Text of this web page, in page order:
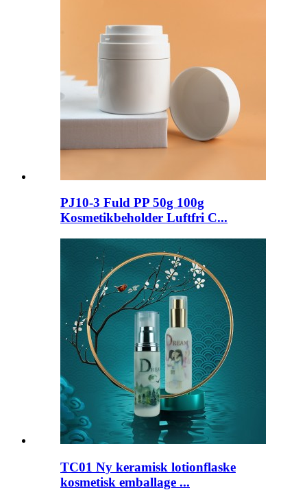
PJ10-3 Fuld PP 50g 100g
Kosmetikbeholder Luftfri C...
TC01 Ny keramisk lotionflaske
kosmetisk emballage ...